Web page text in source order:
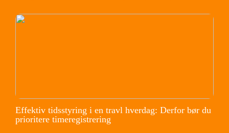
Effektiv tidsstyring i en travl hverdag: Derfor bør du
prioritere timeregistrering